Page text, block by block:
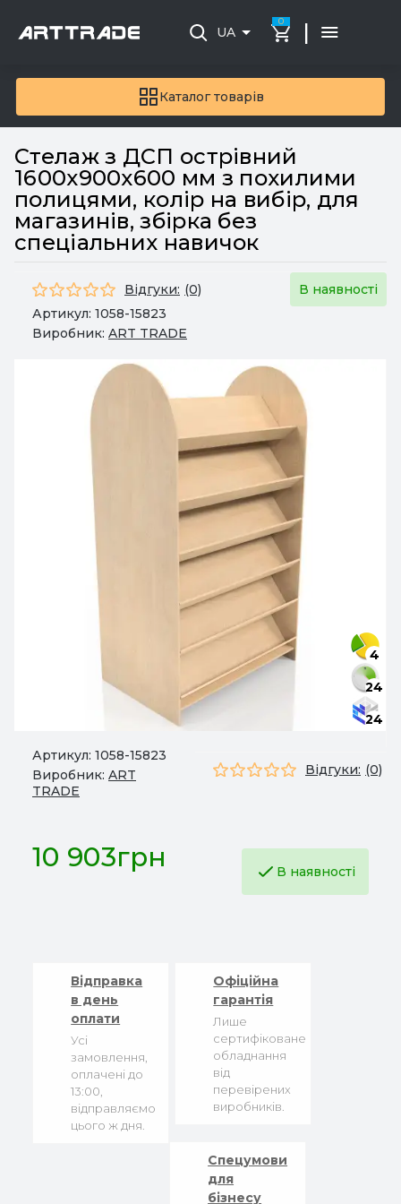
Каталог товарів
UA
0 |
Стелаж з ДСП острівний
1600х900х600 мм з похилими
полицями, колір на вибір, для
магазинів, збірка без
спеціальних навичок
Відгуки: (0)
В наявності
Артикул: 1058-15823
Виробник: ART TRADE
4
24
24
Артикул: 1058-15823
Виробник: ART
TRADE
Відгуки: (0)
10 903грн В наявності
Відправка
в день
оплати
Усі
замовлення,
оплачені до
13:00,
відправляємо
цього ж дня.
Офіційна
гарантія
Лише
сертифіковане
обладнання
від
перевірених
виробників.
Спецумови
для
бізнесу